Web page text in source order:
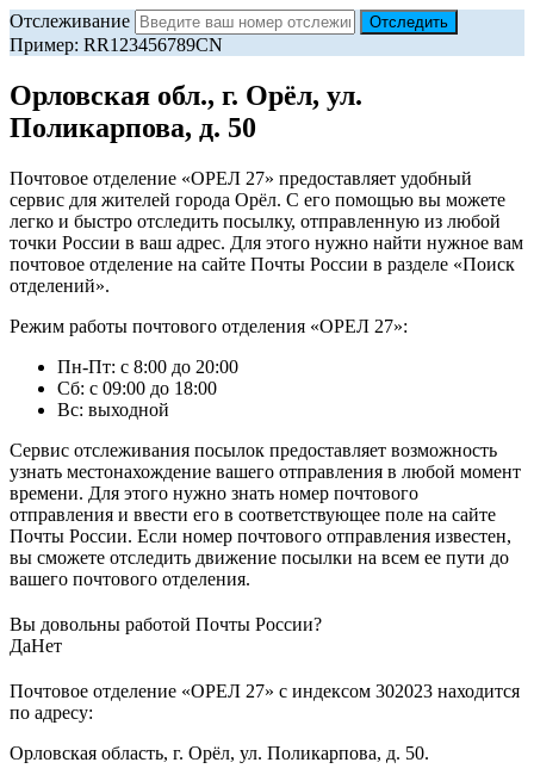
Отслеживание
Пример: RR123456789CN
Орловская обл., г. Орёл, ул.
Поликарпова, д. 50
Почтовое отделение «ОРЕЛ 27» предоставляет удобный
сервис для жителей города Орёл. С его помощью вы можете
легко и быстро отследить посылку, отправленную из любой
точки России в ваш адрес. Для этого нужно найти нужное вам
почтовое отделение на сайте Почты России в разделе «Поиск
отделений».
Режим работы почтового отделения «ОРЕЛ 27»:
Пн-Пт: с 8:00 до 20:00
Сб: с 09:00 до 18:00
Вс: выходной
Сервис отслеживания посылок предоставляет возможность
узнать местонахождение вашего отправления в любой момент
времени. Для этого нужно знать номер почтового
отправления и ввести его в соответствующее поле на сайте
Почты России. Если номер почтового отправления известен,
вы сможете отследить движение посылки на всем ее пути до
вашего почтового отделения.
Вы довольны работой Почты России?
ДаНет
Почтовое отделение «ОРЕЛ 27» с индексом 302023 находится
по адресу:
Орловская область, г. Орёл, ул. Поликарпова, д. 50.